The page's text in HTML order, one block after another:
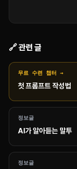
🔗 관련 글
무료 수련 챕터 →
첫 프롬프트 작성법
정보글
AI가 알아듣는 말투
정보글